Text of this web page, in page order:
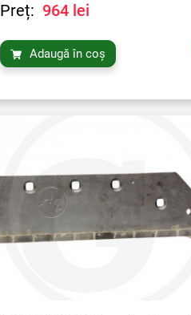
Preț: 964 lei
Adaugă în coș